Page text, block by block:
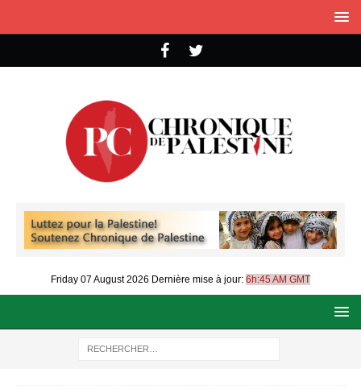
Friday 07 August 2026 Dernière mise à jour: 6h:45 AM GMT